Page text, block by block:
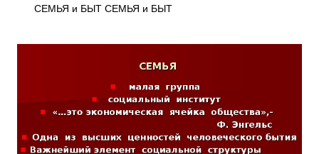
СЕМЬЯ и БЫТ СЕМЬЯ и БЫТ